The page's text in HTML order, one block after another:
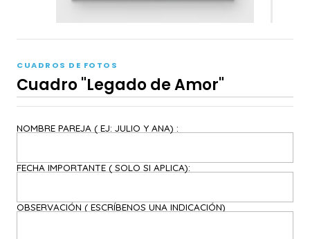
CUADROS DE FOTOS
Cuadro "Legado de Amor"
NOMBRE PAREJA ( EJ: JULIO Y ANA) :
FECHA IMPORTANTE ( SOLO SI APLICA):
OBSERVACIÓN ( ESCRÍBENOS UNA INDICACIÓN)